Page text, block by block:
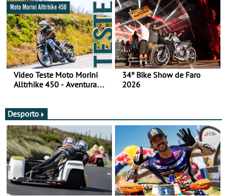
Vídeo Teste Moto Morini
Alltrhike 450 - Aventura
34º Bike Show de Faro
2026
Desporto